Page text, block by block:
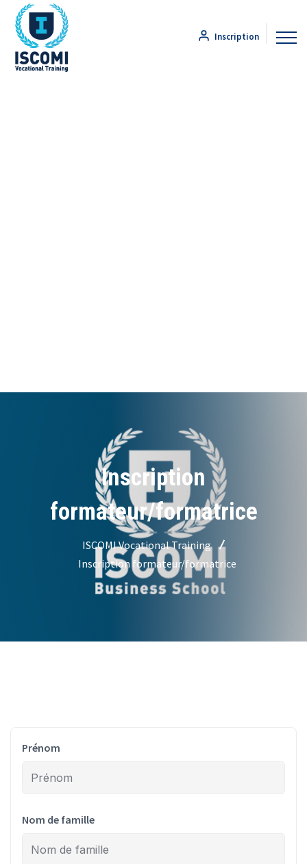
Inscription
Inscription
formateur/formatrice
ISCOMI Vocational Training
Inscription formateur/formatrice
Prénom
Nom de famille